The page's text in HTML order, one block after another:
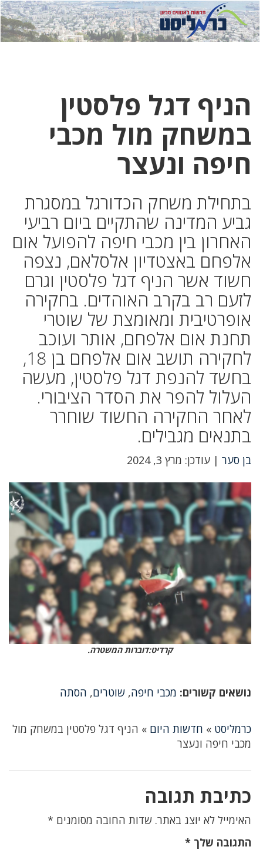
לחץ
כאן
לחץ
כדי
הניף דגל פלסטין
במשחק מול מכבי
חיפה ונעצר
בתחילת משחק הכדורגל במסגרת
גביע המדינה שהתקיים ביום רביעי
האחרון בין מכבי חיפה להפועל אום
אלפחם באצטדיון אלסלאם, נצפה
חשוד אשר הניף דגל פלסטין וגרם
לזעם רב בקרב האוהדים. בחקירה
אופרטיבית ומאומצת של שוטרי
תחנת אום אלפחם, אותר ועוכב
לחקירה תושב אום אלפחם בן 18,
בחשד להנפת דגל פלסטין, מעשה
העלול להפר את הסדר הציבורי.
לאחר החקירה החשוד שוחרר
בתנאים מגבילים.
בן סער | עודכן: מרץ 3, 2024
קרדיט:דוברות המשטרה.
נושאים קשורים: מכבי חיפה, שוטרים, הסתה
כרמליסט » חדשות היום » הניף דגל פלסטין במשחק מול
מכבי חיפה ונעצר
כתיבת תגובה
האימייל לא יוצג באתר. שדות החובה מסומנים *
התגובה שלך *